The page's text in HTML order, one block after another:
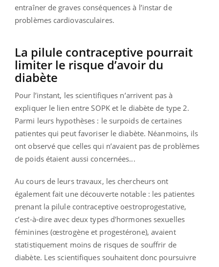
entraîner de graves conséquences à l’instar de
problèmes cardiovasculaires.
La pilule contraceptive pourrait
limiter le risque d’avoir du
diabète
Pour l’instant, les scientifiques n’arrivent pas à
expliquer le lien entre SOPK et le diabète de type 2.
Parmi leurs hypothèses : le surpoids de certaines
patientes qui peut favoriser le diabète. Néanmoins, ils
ont observé que celles qui n’avaient pas de problèmes
de poids étaient aussi concernées...
Au cours de leurs travaux, les chercheurs ont
également fait une découverte notable : les patientes
prenant la pilule contraceptive oestroprogestative,
c’est-à-dire avec deuxtypes d'hormones sexuelles
féminines (œstrogène et progestérone), avaient
statistiquement moins de risques de souffrir de
diabète. Les scientifiques souhaitent donc poursuivre